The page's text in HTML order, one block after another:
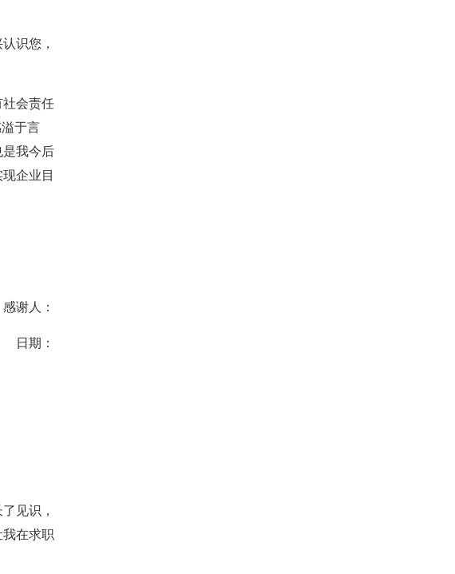
识您，
社会责任
于言
是我今后
企业目
人：
期：
见识，
在求职